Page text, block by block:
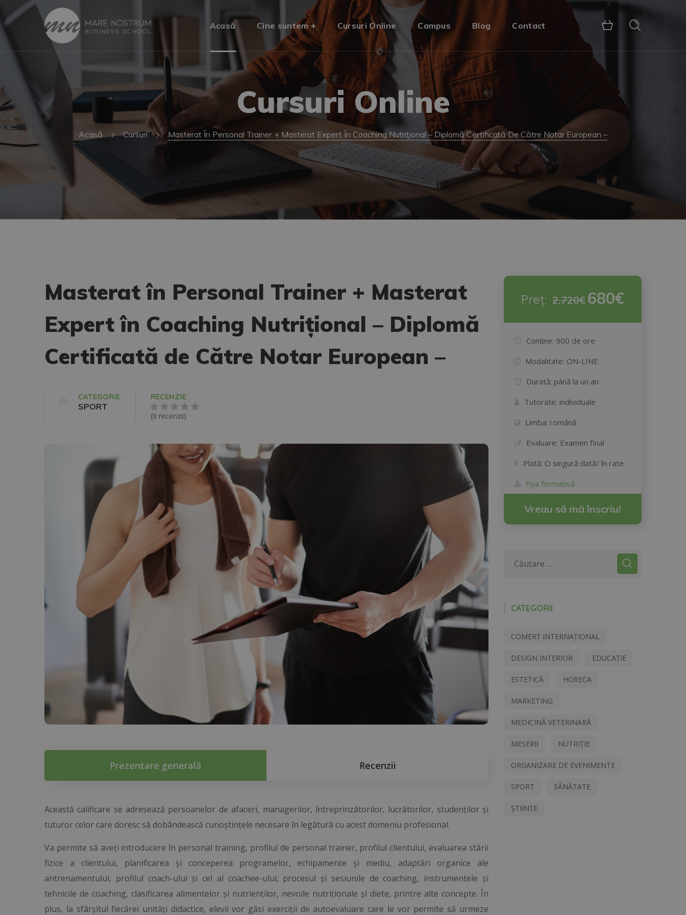
Acasă Cine suntem Cursuri Online Campus Blog Contact
Cursuri Online
Acasă Cursuri Masterat În Personal Trainer + Masterat Expert În Coaching Nutrițional – Diplomă Certificată De Către Notar European –
Masterat în Personal Trainer + Masterat
Expert în Coaching Nutrițional – Diplomă
Certificată de Către Notar European –
CATEGORIE
SPORT
RECENZIE
(0 recenzii)
Prezentare generală Recenzii
Această calificare se adresează persoanelor de afaceri, managerilor, întreprinzătorilor, lucrătorilor, studenților și
tuturor celor care doresc să dobândească cunoștințele necesare în legătură cu acest domeniu profesional.
Va permite să aveți introducere în personal training, profilul de personal trainer, profilul clientului, evaluarea stării
fizice a clientului, planificarea și conceperea programelor, echipamente și mediu, adaptări organice ale
antrenamentului, profilul coach-ului și cel al coachee-ului, procesul și sesiunile de coaching, instrumentele și
tehnicile de coaching, clasificarea alimentelor și nutrienților, nevoile nutriționale și diete, printre alte concepte. În
plus, la sfârșitul fiecărei unități didactice, elevii vor găsi exerciții de autoevaluare care le vor permite să urmeze
Preț: 2.720€ 680€
Conține: 900 de ore
Modalitate: ON-LINE
Durată: până la un an
Tutorate: individuale
Limba: română
Evaluare: Examen final
Plată: O singură dată/ în rate
Fișa formativă
Vreau să mă înscriu!
CATEGORII
COMERȚ INTERNAȚIONAL
DESIGN INTERIOR EDUCAȚIE
ESTETICĂ HORECA
MARKETING
MEDICINĂ VETERINARĂ
MESERII NUTRIȚIE
ORGANIZARE DE EVENIMENTE
SPORT SĂNĂTATE
ȘTIINȚE